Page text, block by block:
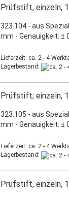
Prüfstift, einzeln,
323.104 - aus
mm - Genauigkeit: ±
Lieferzeit: ca. 2 - 4
Lagerbestand:
Prüfstift, einzeln,
323.105 - aus
mm - Genauigkeit: ±
Lieferzeit: ca. 2 - 4
Lagerbestand:
Prüfstift, einzeln,